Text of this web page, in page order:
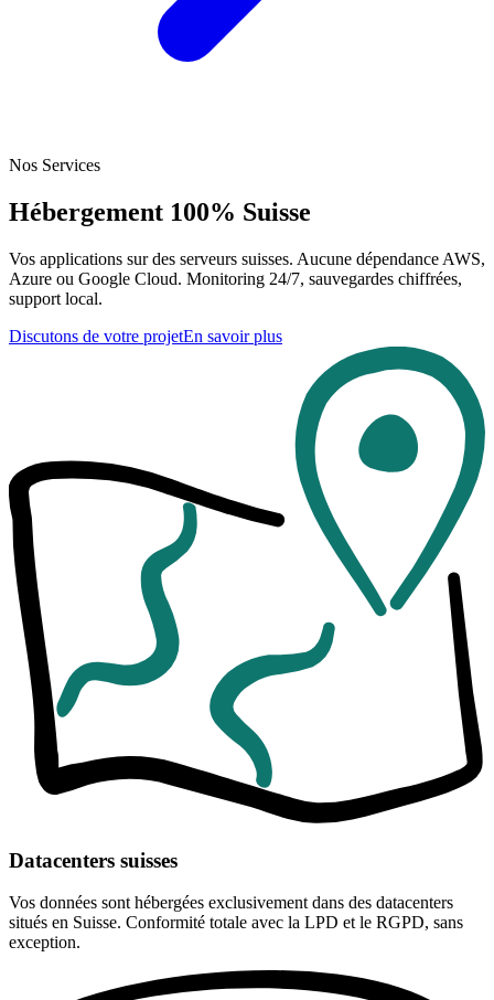
Nos Services
Hébergement 100% Suisse
Vos applications sur des serveurs suisses. Aucune dépendance AWS,
Azure ou Google Cloud. Monitoring 24/7, sauvegardes chiffrées,
support local.
Discutons de votre projetEn savoir plus
Datacenters suisses
Vos données sont hébergées exclusivement dans des datacenters
situés en Suisse. Conformité totale avec la LPD et le RGPD, sans
exception.